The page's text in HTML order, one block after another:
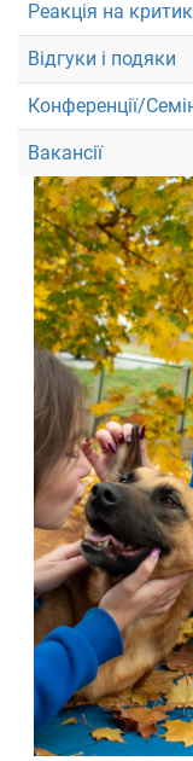
Реакція на
Відгуки і подяки
Конференції/
Вакансії